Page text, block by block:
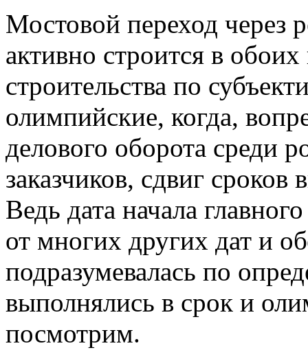
Мостовой переход через
активно строится в
строительства по
олимпийские, когда,
делового оборота среди
заказчиков, сдвиг сроков
Ведь дата начала
от многих других дат и
подразумевалась по
выполнялись в срок и
посмотрим.